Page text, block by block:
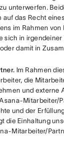
unterwerfen.
das Recht
im Rahmen von
sich in
damit in
Im Rahmen
die
und externe
Mitarbeiter/
und der
die Einhaltung
Mitarbeiter/